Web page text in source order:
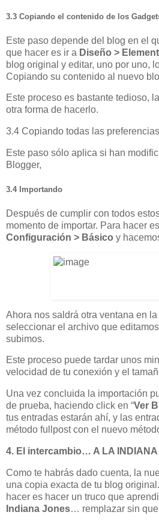
3.3 Copiando el contenido de los
Este paso depende del blog en el
que hacer es ir a Diseño >
blog original y editar, uno por uno,
Copiando su contenido al nuevo
Este proceso es bastante tedioso,
otra forma de hacerlo.
3.4 Copiando todas las preferencias
Este paso sólo aplica si han
Blogger,
3.4 Importando
Después de cumplir con todos
momento de importar. Para hacer
Configuración > Básico y
Ahora nos saldrá otra ventana en
seleccionar el archivo que
subimos.
Este proceso puede tardar unos
velocidad de tu conexión y el
Una vez concluida la importación
de prueba, haciendo click en “Ver
tus entradas estarán ahí, y las
método fullpost con el nuevo
4. El intercambio… A LA INDIANA
Como te habrás dado cuenta, la
una copia exacta de tu blog
hacer es hacer un truco que
Indiana Jones… remplazar sin